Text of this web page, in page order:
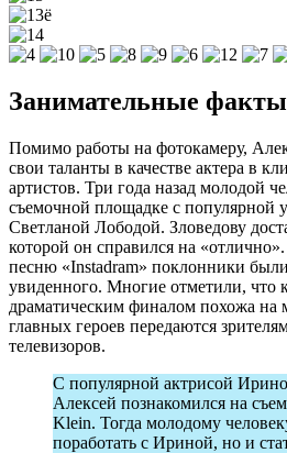
Занимательные факты
Помимо работы на фотокамеру,
свои таланты в качестве актера в
артистов. Три года назад молодой
съемочной площадке с популярной
Светланой Лободой. Зловедову
которой он справился на
песню «Instadram» поклонники
увиденного. Многие отметили, что
драматическим финалом похожа
главных героев передаются
телевизоров.
С популярной актрисой
Алексей познакомился на
Klein. Тогда молодому
поработать с Ириной, но и